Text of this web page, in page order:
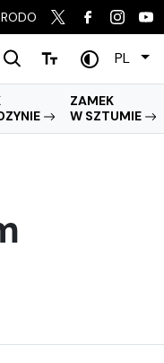
RODO
PL
ZAMEK
W SZTUMIE